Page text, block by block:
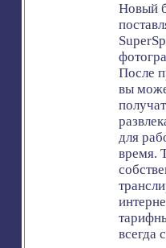
Новый
После
вы
для
время.
всегда